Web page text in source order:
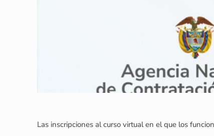
Las inscripciones al curso virtual en el que los